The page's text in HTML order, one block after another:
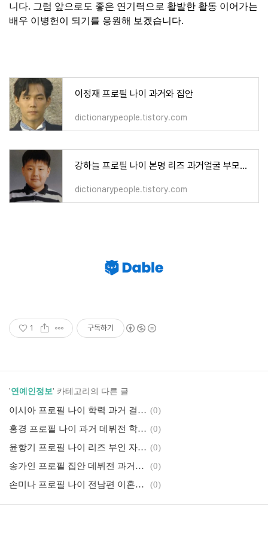
니다. 그럼 앞으로도 좋은 연기력으로 활발한 활동 이어가는
배우 이병헌이 되기를 응원해 보겠습니다.
이정재 프로필 나이 과거와 집안
dictionarypeople.tistory.com
강하늘 프로필 나이 본명 리즈 과거얼굴 부모님 작품활동
dictionarypeople.tistory.com
1 구독하기
'연예인정보' 카테고리의 다른 글
이시아 프로필 나이 학력 과거 걸그룹 시절 작품활동 (0)
홍경 프로필 나이 과거 데뷔전 학력 키 필모그래피 (0)
윤항기 프로필 나이 리즈 부인 자녀 윤복희 근황 (0)
송가인 프로필 집안 데뷔전 과거얼굴 학력 결혼 키
(0)
손미나 프로필 나이 전남편 이혼이유 자녀 재혼 근황
(0)